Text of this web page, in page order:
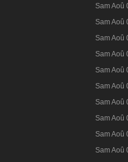
Sam Aoû
Sam Aoû
Sam Aoû
Sam Aoû
Sam Aoû
Sam Aoû
Sam Aoû
Sam Aoû
Sam Aoû
Sam Aoû